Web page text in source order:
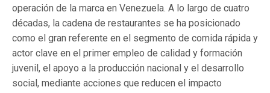
operación de la marca en Venezuela. A lo largo de cuatro
décadas, la cadena de restaurantes se ha posicionado
como el gran referente en el segmento de comida rápida y
actor clave en el primer empleo de calidad y formación
juvenil, el apoyo a la producción nacional y el desarrollo
social, mediante acciones que reducen el impacto